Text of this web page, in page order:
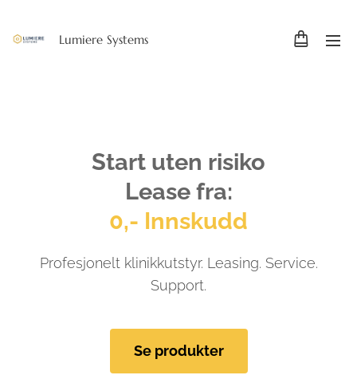
Lumiere Systems
Start uten risiko
Lease fra:
0,- Innskudd
Profesjonelt klinikkutstyr. Leasing. Service.
Support.
Se produkter